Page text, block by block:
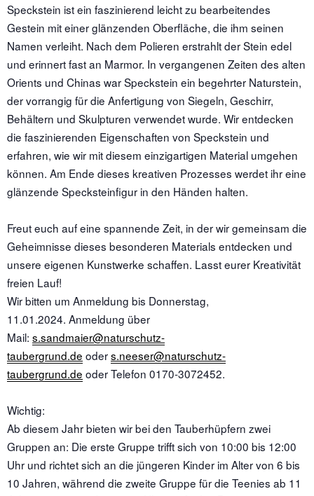
Speckstein ist ein faszinierend leicht zu bearbeitendes
Gestein mit einer glänzenden Oberfläche, die ihm seinen
Namen verleiht. Nach dem Polieren erstrahlt der Stein edel
und erinnert fast an Marmor. In vergangenen Zeiten des alten
Orients und Chinas war Speckstein ein begehrter Naturstein,
der vorrangig für die Anfertigung von Siegeln, Geschirr,
Behältern und Skulpturen verwendet wurde. Wir entdecken
die faszinierenden Eigenschaften von Speckstein und
erfahren, wie wir mit diesem einzigartigen Material umgehen
können. Am Ende dieses kreativen Prozesses werdet ihr eine
glänzende Specksteinfigur in den Händen halten.
Freut euch auf eine spannende Zeit, in der wir gemeinsam die
Geheimnisse dieses besonderen Materials entdecken und
unsere eigenen Kunstwerke schaffen. Lasst eurer Kreativität
freien Lauf!
Wir bitten um Anmeldung bis Donnerstag,
11.01.2024. Anmeldung über
Mail: s.sandmaier@naturschutz-
taubergrund.de oders.neeser@naturschutz-
taubergrund.de oder Telefon 0170-3072452.
Wichtig:
Ab diesem Jahr bieten wir bei den Tauberhüpfern zwei
Gruppen an: Die erste Gruppe trifft sich von 10:00 bis 12:00
Uhr und richtet sich an die jüngeren Kinder im Alter von 6 bis
10 Jahren, während die zweite Gruppe für die Teenies ab 11